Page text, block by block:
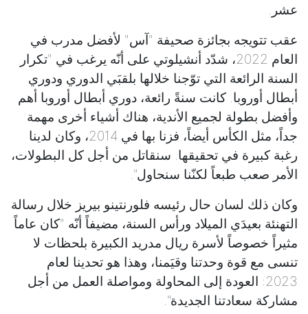
عشر.
عقب تتويجه بجائزة صحيفة "آس" لأفضل مدرب في
العام 2022، شدّد أنشيلوتي على أنّه يرغب في "تكرار
السنة الرائعة التي توّجنا خلالها بلقبَي الدوري ودوري
أبطال أوروبا. كانت سنةً رائعة، دوري أبطال أوروبا أهم
وأفضل بطولة لجميع الأندية، هناك أشياء أخرى مهمة
جداً، مثل الكأس أيضاً، فزنا بها في 2014، وكان لدينا
رغبة كبيرة في تحقيقها. سنقاتل من أجل كل البطولات،
الأمر صعب طبعاً لكنّنا سنحاول".
وكان ذلك لسان حال رئيسه فلورنتينو بيريز خلال رسالة
التهنئة بعيدَي الميلاد ورأس السنة، مضيفاً أنّه "كان عاماً
مثيراً خصوصاً لأسرة ريال مدريد الكبيرة بلحظات لا
تنسى مع قوة وحدتنا وقيَمنا، وهذا هو تحدينا لعام
2023: العودة إلى المحاولة ومواصلة العمل من أجل
مشاركة سعادتنا الجديدة".